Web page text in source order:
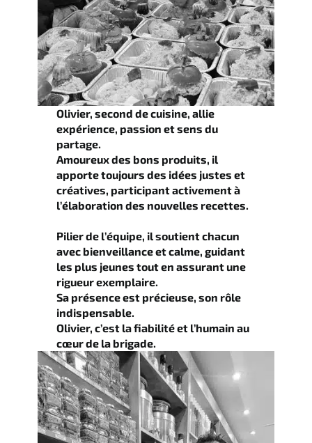
Olivier, second de cuisine, allie
expérience, passion et sens du
partage.
Amoureux des bons produits, il
apporte toujours des idées justes et
créatives, participant activement à
l’élaboration des nouvelles recettes.
Pilier de l’équipe, il soutient chacun
avec bienveillance et calme, guidant
les plus jeunes tout en assurant une
rigueur exemplaire.
Sa présence est précieuse, son rôle
indispensable.
Olivier, c’est la fiabilité et l’humain au
cœur de la brigade.